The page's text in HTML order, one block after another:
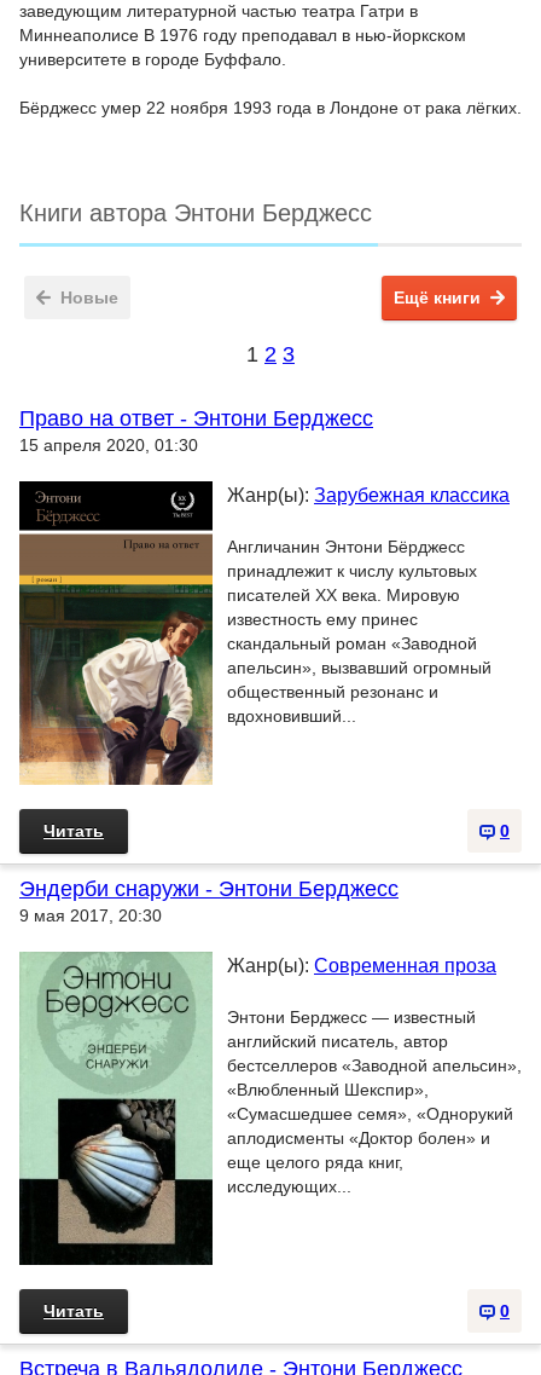
заведующим литературной частью театра Гатри в
Миннеаполисе В 1976 году преподавал в нью-йоркском
университете в городе Буффало.
Бёрджесс умер 22 ноября 1993 года в Лондоне от рака лёгких.
Книги автора Энтони Берджесс
Новые Ещё книги
1 2 3
Право на ответ - Энтони Берджесс
15 апреля 2020, 01:30
Жанр(ы): Зарубежная классика
Англичанин Энтони Бёрджесс
принадлежит к числу культовых
писателей XX века. Мировую
известность ему принес
скандальный роман «Заводной
апельсин», вызвавший огромный
общественный резонанс и
вдохновивший...
0
Читать
Эндерби снаружи - Энтони Берджесс
9 мая 2017, 20:30
Жанр(ы): Современная проза
Энтони Берджесс — известный
английский писатель, автор
бестселлеров «Заводной апельсин»,
«Влюбленный Шекспир»,
«Сумасшедшее семя», «Однорукий
аплодисменты «Доктор болен» и
еще целого ряда книг,
исследующих...
0
Читать
Встреча в Вальядолиде - Энтони Берджесс